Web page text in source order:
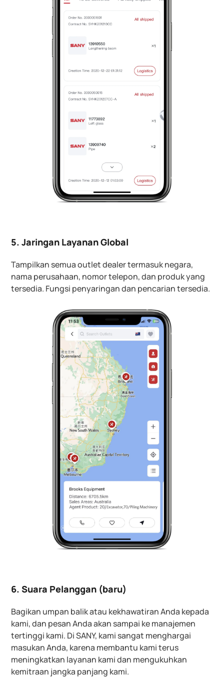
5. Jaringan Layanan Global
Tampilkan semua outlet dealer termasuk negara,
nama perusahaan, nomor telepon, dan produk yang
tersedia. Fungsi penyaringan dan pencarian tersedia.
6. Suara Pelanggan (baru)
Bagikan umpan balik atau kekhawatiran Anda kepada
kami, dan pesan Anda akan sampai ke manajemen
tertinggi kami. Di SANY, kami sangat menghargai
masukan Anda, karena membantu kami terus
meningkatkan layanan kami dan mengukuhkan
kemitraan jangka panjang kami.